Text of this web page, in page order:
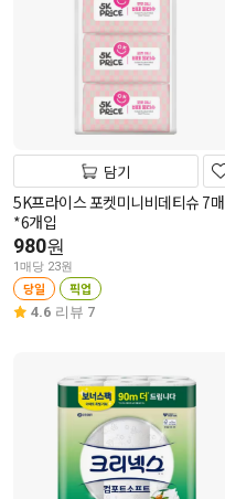
담기
5K프라이스 포켓미니비데티슈 7매
*6개입
980원
1매당 23원
당일 픽업
4.6 리뷰 7